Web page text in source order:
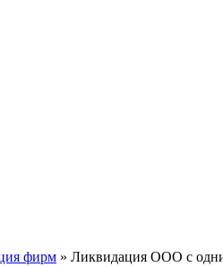
фирм » Ликвидация ООО с